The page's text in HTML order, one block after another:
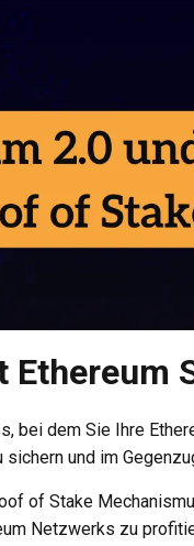
bei dem Sie Ihre
und im
of Stake
Netzwerks zu